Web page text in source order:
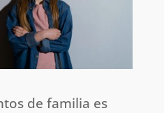
de familia es